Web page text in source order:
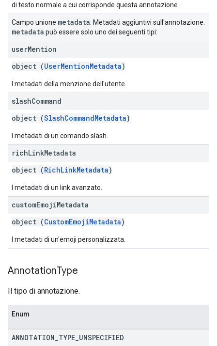
di testo normale a cui corrisponde questa annotazione.
Campo unione metadata . Metadati aggiuntivi sull'annotazione.
metadata può essere solo uno dei seguenti tipi:
userMention
object (UserMentionMetadata)
I metadati della menzione dell'utente.
slashCommand
object (SlashCommandMetadata)
I metadati di un comando slash.
richLinkMetadata
object (RichLinkMetadata)
I metadati di un link avanzato.
customEmojiMetadata
object (CustomEmojiMetadata)
I metadati di un'emoji personalizzata.
AnnotationType
Il tipo di annotazione.
Enum
ANNOTATION TYPE UNSPECIFIED